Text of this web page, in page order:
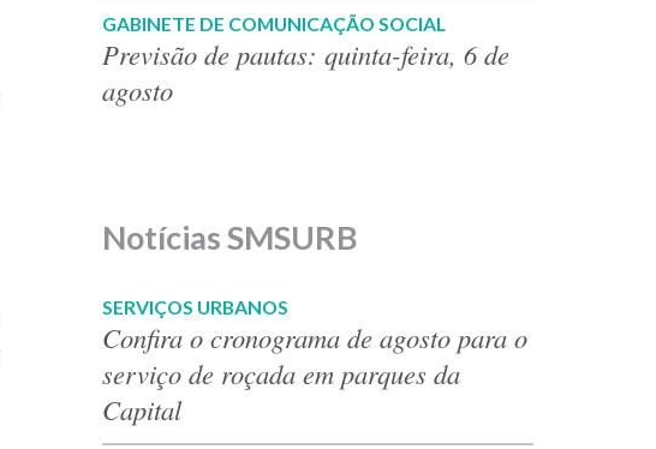
GABINETE DE COMUNICAÇÃO SOCIAL
Previsão de pautas: quinta-feira, 6 de
agosto
Notícias SMSURB
SERVIÇOS URBANOS
Confira o cronograma de agosto para o
serviço de roçada em parques da
Capital